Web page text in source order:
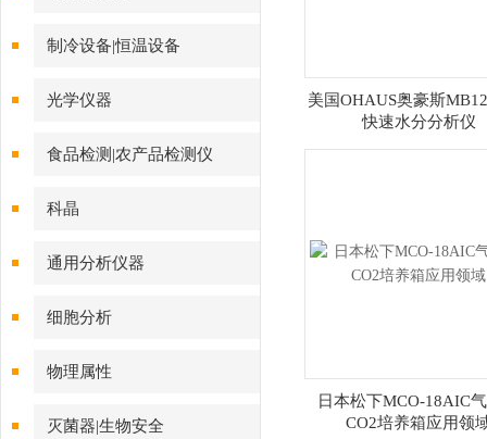
制冷设备|恒温设备
光学仪器
食品检测|农产品检测仪
科晶
通用分析仪器
细胞分析
物理属性
灭菌器|生物安全
美国OHAUS奥豪斯
快速水分分析仪
日本松下MCO-18AIC
CO2培养箱应用领